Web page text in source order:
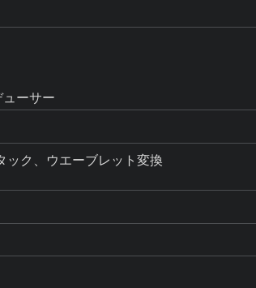
ーサー
ク、ウエーブレット変換